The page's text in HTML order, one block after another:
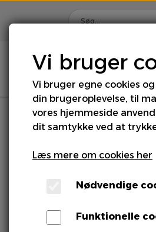
Hjem
Peber Citrus Div. Grønt
Vi bruger
Vi bruger egne cookies
din brugeroplevelse, til
vores hjemmeside
dit samtykke ved at
Læs mere om cookies her
Nødvendige
Funktionelle